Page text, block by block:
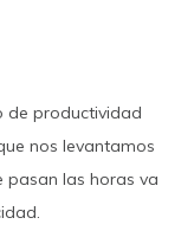
de productividad
nos levantamos
pasan las horas va